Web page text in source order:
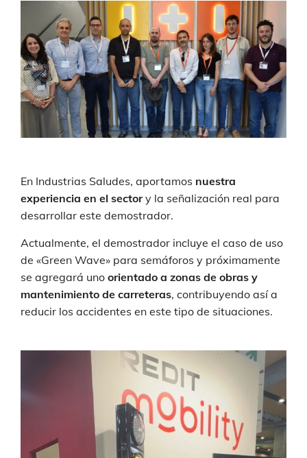
En Industrias Saludes, aportamos nuestra
experiencia en el sectory la señalización real para
desarrollar este demostrador.
Actualmente, el demostrador incluye el caso de uso
de «Green Wave» para semáforos y próximamente
se agregará uno orientado a zonas de obras y
mantenimiento de carreteras, contribuyendo así a
reducir los accidentes en este tipo de situaciones.